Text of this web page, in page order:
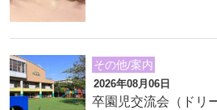
その他/案内
2026年08月06日
卒園児交流会（ドリ